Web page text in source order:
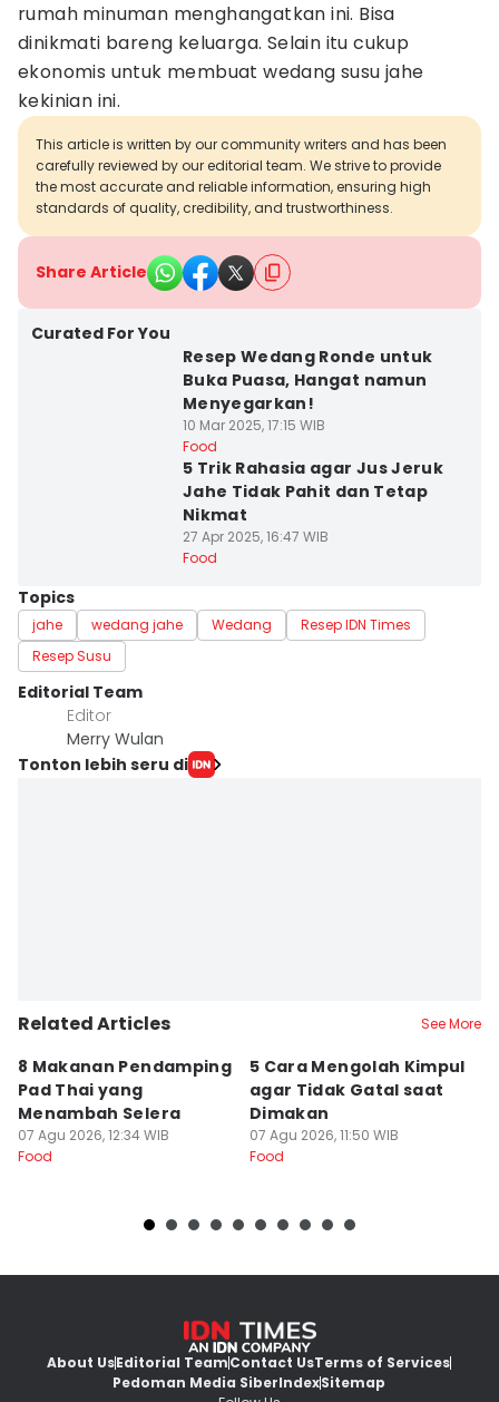
rumah minuman menghangatkan ini. Bisa
dinikmati bareng keluarga. Selain itu cukup
ekonomis untuk membuat wedang susu jahe
kekinian ini.
This article is written by our community writers and has been
carefully reviewed by our editorial team. We strive to provide
the most accurate and reliable information, ensuring high
standards of quality, credibility, and trustworthiness.
Share Article
Curated For You
Resep Wedang Ronde untuk
Buka Puasa, Hangat namun
Menyegarkan!
10 Mar 2025, 17:15 WIB
Food
5 Trik Rahasia agar Jus Jeruk
Jahe Tidak Pahit dan Tetap
Nikmat
27 Apr 2025, 16:47 WIB
Food
Topics
jahe wedang jahe Wedang
Resep IDN Times
Resep Susu
Editorial Team
Editor
Merry Wulan
Tonton lebih seru di
Related Articles See More
8 Makanan Pendamping
Pad Thai yang
Menambah Selera
07 Agu 2026, 12:34 WIB
Food
5 Cara Mengolah Kimpul
agar Tidak Gatal saat
Dimakan
07 Agu 2026, 11:50 WIB
Food
About UsEditorial TeamContact UsTerms of Services
Pedoman Media SiberIndexSitemap